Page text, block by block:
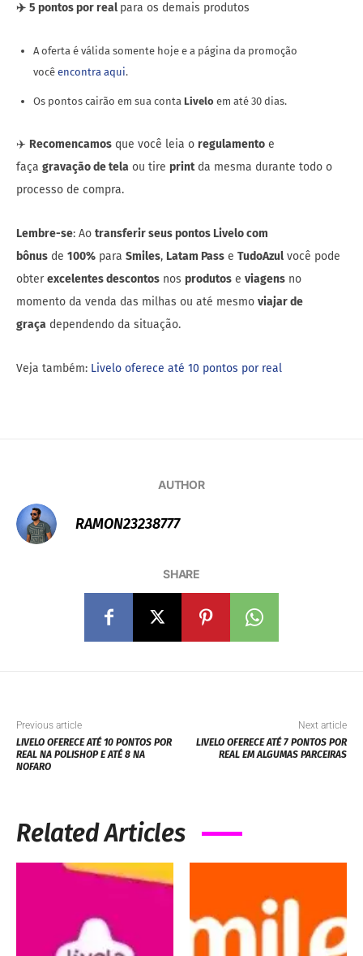
✈️ 5 pontos por real para os demais produtos
A oferta é válida somente hoje e a página da promoção
você encontra aqui.
Os pontos cairão em sua conta Livelo em até 30 dias.
✈️ Recomencamos que você leia o regulamento e
faça gravação de tela ou tire printda mesma durante todo o
processo de compra.
Lembre-se: Ao transferir seus pontos Livelo com
bônus de 100% para Smiles, Latam Pass e TudoAzul você pode
obterexcelentes descontos nos produtos e viagens no
momento da venda das milhas ou até mesmo viajar de
graça dependendo da situação.
Veja também: Livelo oferece até 10 pontos por real
AUTHOR
RAMON23238777
SHARE
Previous article
LIVELO OFERECE ATÉ 10 PONTOS POR
REAL NA POLISHOP E ATÉ 8 NA
NOFARO
Next article
LIVELO OFERECE ATÉ 7 PONTOS POR
REAL EM ALGUMAS PARCEIRAS
Related Articles